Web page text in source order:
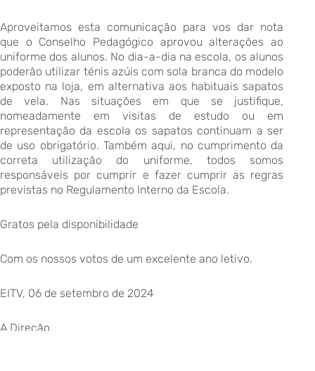
Aproveitamos esta comunicação para vos dar nota
que o Conselho Pedagógico aprovou alterações ao
uniforme dos alunos. No dia-a-dia na escola, os alunos
poderão utilizar ténis azúis com sola branca do modelo
exposto na loja, em alternativa aos habituais sapatos
de vela. Nas situações em que se justifique,
nomeadamente em visitas de estudo ou em
representação da escola os sapatos continuam a ser
de uso obrigatório. Também aqui, no cumprimento da
correta utilização do uniforme, todos somos
responsáveis por cumprir e fazer cumprir as regras
previstas no Regulamento Interno da Escola.
Gratos pela disponibilidade
Com os nossos votos de um excelente ano letivo.
EITV, 06 de setembro de 2024
A Direção